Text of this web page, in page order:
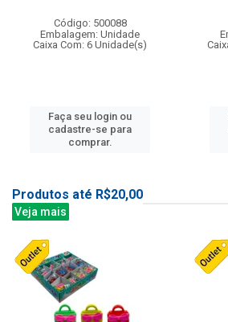
Código: 500088
Embalagem: Unidade
Caixa Com: 6 Unidade(s)
Faça seu login ou
cadastre-se para
comprar.
Produtos até R$20,00
Veja mais